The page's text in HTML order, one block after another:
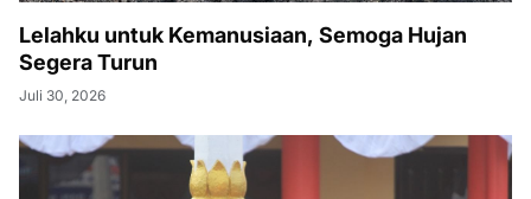
Lelahku untuk Kemanusiaan, Semoga Hujan
Segera Turun
Juli 30, 2026